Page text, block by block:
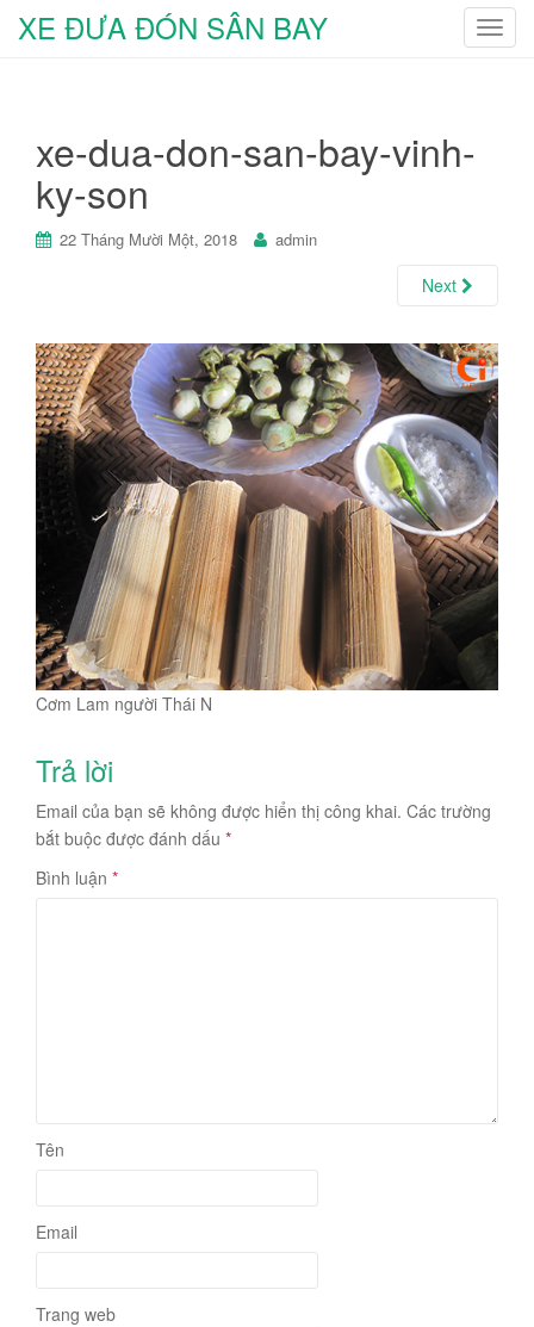
T
t
i
o
n
XE ĐƯA ĐÓN SÂN BAY
xe-dua-don-san-bay-vinh-
ky-son
22 Tháng Mười Một, 2018 admin
Next
Cơm Lam người Thái N
Trả lời
Email của bạn sẽ không được hiển thị công khai. Các trường
bắt buộc được đánh dấu *
Bình luận *
Tên
Email
Trang web